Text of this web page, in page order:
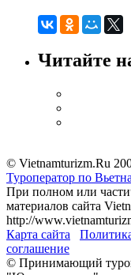
Читайте
© Vietnamturizm.Ru
Туроператор по
При полном или
материалов сайта
http://
Карта сайта
соглашение
© Принимающий